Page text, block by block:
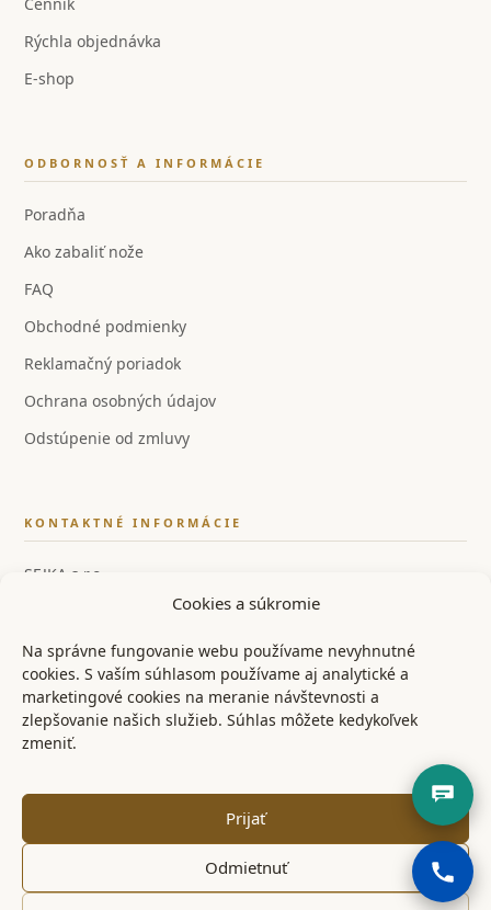
Cookies a súkromie
Na správne fungovanie webu používame nevyhnutné
cookies. S vaším súhlasom používame aj analytické a
marketingové cookies na meranie návštevnosti a
zlepšovanie našich služieb. Súhlas môžete kedykoľvek
zmeniť.
Prijať
Odmietnuť
Rýchla objednávka
E-shop
ODBORNOSŤ A INFORMÁCIE
Poradňa
Ako zabaliť nože
FAQ
Obchodné podmienky
Reklamačný poriadok
Ochrana osobných údajov
Odstúpenie od zmluvy
KONTAKTNÉ INFORMÁCIE
SEJKA s.r.o.
IČ DPH: SK2122126259
📞 +421 948 528 526
✉ info@ostrenoze.sk
© 2024 OstréNože.sk – Všetky práva vyhradené
REKLAMAČNÝ PORIADOK